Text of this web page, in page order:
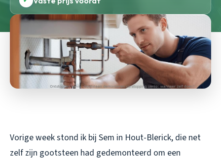
Vorige week stond ik bij Sem in Hout-Blerick, die net
zelf zijn gootsteen had gedemonteerd om een